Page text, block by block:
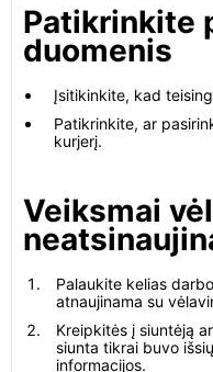
Patikrinkite
duomenis
Įsitikinkite, kad
Patikrinkite, ar
kurjerį.
Veiksmai
Palaukite kelias
atnaujinama su
Kreipkitės į siuntėją
siunta tikrai buvo
informacijos.